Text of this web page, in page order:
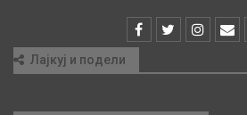
Лајкуј и подели